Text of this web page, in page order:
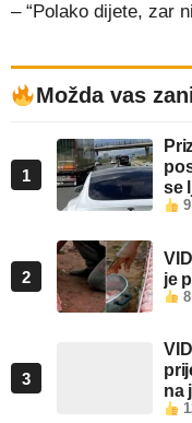
– “Polako dijete, zar
Možda vas
1
se
9
2
je
8
3
na